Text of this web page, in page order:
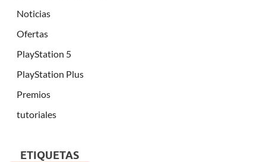
Noticias
Ofertas
PlayStation 5
PlayStation Plus
Premios
tutoriales
ETIQUETAS